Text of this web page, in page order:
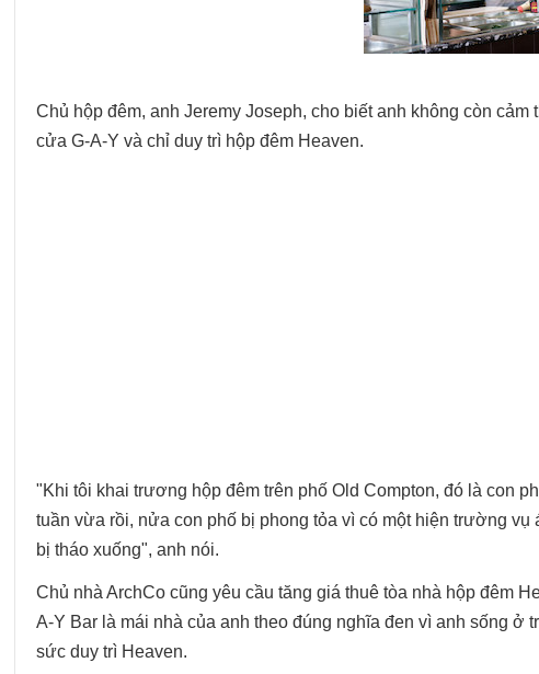
Chủ hộp đêm, anh Jeremy Joseph, cho biết anh không còn
cửa G-A-Y và chỉ duy trì hộp đêm Heaven.
"Khi tôi khai trương hộp đêm trên phố Old Compton, đó là con
tuần vừa rồi, nửa con phố bị phong tỏa vì có một hiện trường
bị tháo xuống", anh nói.
Chủ nhà ArchCo cũng yêu cầu tăng giá thuê tòa nhà hộp đêm
A-Y Bar là mái nhà của anh theo đúng nghĩa đen vì anh sống ở
sức duy trì Heaven.